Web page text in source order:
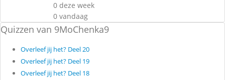
0 deze week
0 vandaag
Quizzen van 9MoChenka9
Overleef jij het? Deel 20
Overleef jij het? Deel 19
Overleef jij het? Deel 18